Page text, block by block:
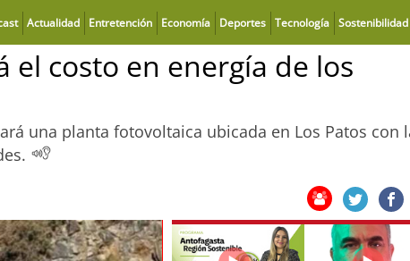
Actualidad Entretención Economía Deportes Tecnología Sostenibilidad
costo en energía de los
una planta fotovoltaica ubicada en Los Patos con